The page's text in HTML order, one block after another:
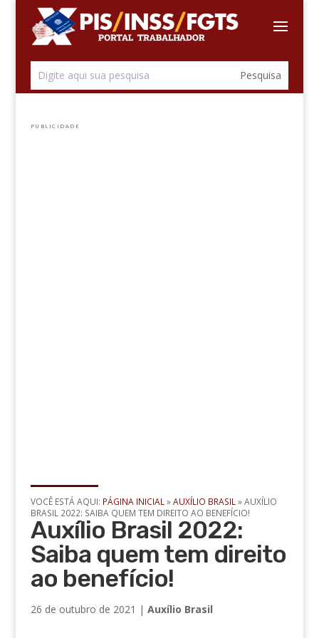
PUBLICIDADE
VOCÊ ESTÁ AQUI: PÁGINA INICIAL »AUXÍLIO BRASIL »AUXÍLIO
BRASIL 2022: SAIBA QUEM TEM DIREITO AO BENEFÍCIO!
Auxílio Brasil 2022:
Saiba quem tem direito
ao benefício!
26 de outubro de 2021 | Auxílio Brasil